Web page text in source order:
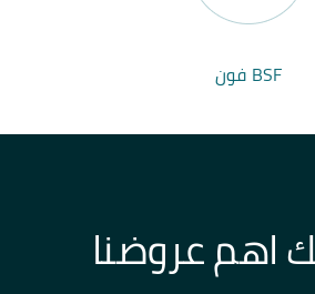
BSF فون
اهم عروضنا